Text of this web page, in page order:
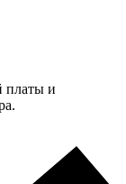
платы и